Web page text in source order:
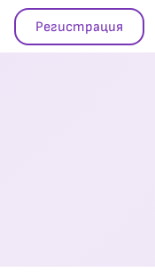
Регистрация